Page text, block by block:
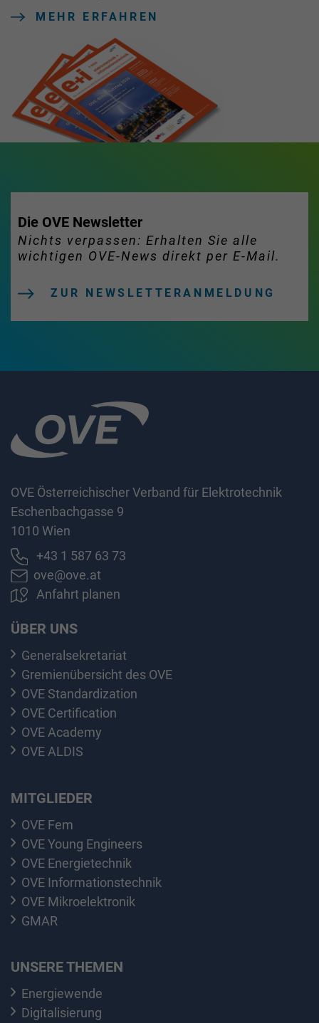
MEHR ERFAHREN
Die OVE Newsletter
Nichts verpassen: Erhalten Sie alle
wichtigen OVE-News direkt per E-Mail.
ZUR NEWSLETTERANMELDUNG
OVE Österreichischer Verband für Elektrotechnik
Eschenbachgasse 9
1010 Wien
+43 1 587 63 73
ove@ove.at
Anfahrt planen
ÜBER UNS
Generalsekretariat
Gremienübersicht des OVE
OVE Standardization
OVE Certification
OVE Academy
OVE ALDIS
MITGLIEDER
OVE Fem
OVE Young Engineers
OVE Energietechnik
OVE Informationstechnik
OVE Mikroelektronik
GMAR
UNSERE THEMEN
Energiewende
Digitalisierung